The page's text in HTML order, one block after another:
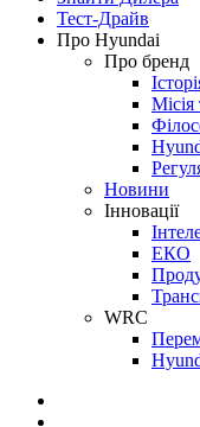
Тест-Драйв
Про Hyundai
Про бренд
Місія
Новини
Інновації
ЕКО
WRC